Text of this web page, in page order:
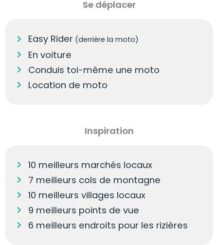
Se déplacer
Easy Rider (derrière la moto)
En voiture
Conduis toi-même une moto
Location de moto
Inspiration
10 meilleurs marchés locaux
7 meilleurs cols de montagne
10 meilleurs villages locaux
9 meilleurs points de vue
6 meilleurs endroits pour les rizières